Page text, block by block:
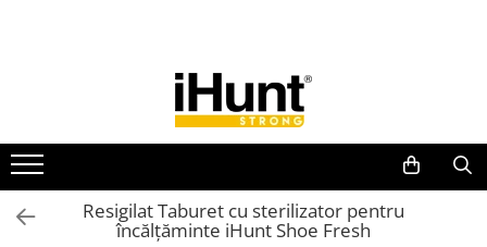
TELEFOANE & TABLETE IHUNT
Telefoane iHunt
Smartphone
Telefoane Rezistente
Telefoane Butoane
Resigilat Taburet cu sterilizator pentru
încălțăminte iHunt Shoe Fresh